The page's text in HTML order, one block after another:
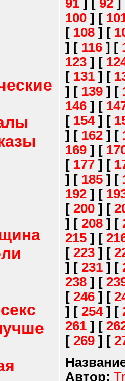
91 ] [ 92 ]
100 ] [
[ 108 ] [
] [ 116 ] [
123 ] [
[ 131 ] [
] [ 139 ] [
146 ] [
[ 154] [
] [ 162 ] [
169 ] [
[ 177 ] [
] [ 185 ] [
192 ] [
[ 200 ] [
] [ 208 ] [
215 ] [
[ 223 ] [
] [ 231 ] [
238 ] [
[ 246 ] [
] [ 254] [
261 ] [
[ 269 ] [
Автор: